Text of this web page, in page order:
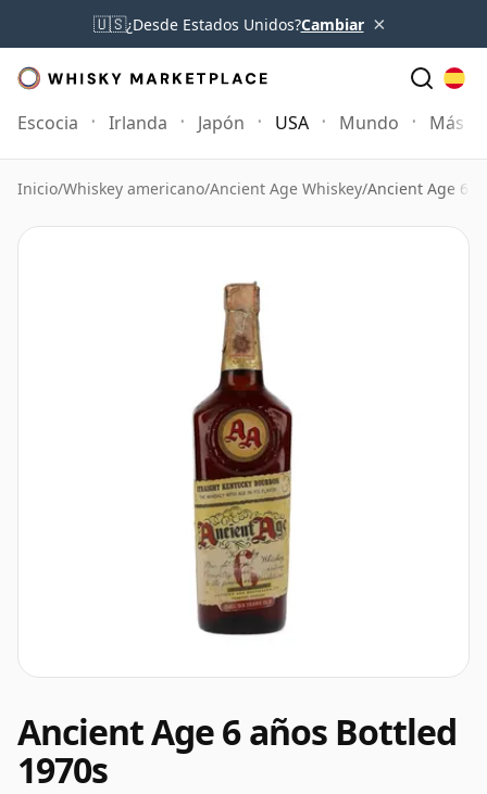
🇺🇸¿Desde Estados Unidos?Cambiar ×
Escocia Irlanda Japón USA Mundo Más
Inicio/Whiskey americano/Ancient Age Whiskey/Ancient Age 6
Ancient Age 6 años Bottled
1970s